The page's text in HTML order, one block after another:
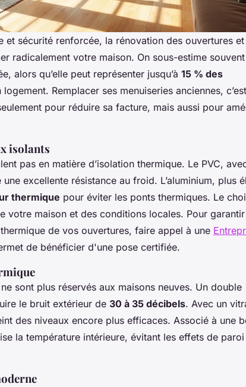
et sécurité renforcée, la rénovation des ouvertures et
radicalement votre maison. On sous-estime souvent
alors qu’elle peut représenter jusqu’à 15 % des
logement. Remplacer ses menuiseries anciennes,
pour réduire sa facture, mais aussi pour
isolants
pas en matière d’isolation thermique. Le PVC,
excellente résistance au froid. L’aluminium, plus
thermique pour éviter les ponts thermiques. Le
votre maison et des conditions locales. Pour garantir
de vos ouvertures, faire appel à une
de bénéficier d'une pose certifiée.
sont plus réservés aux maisons neuves. Un double
le bruit extérieur de 30 à 35 décibels. Avec un
des niveaux encore plus efficaces. Associé à une
la température intérieure, évitant les effets de